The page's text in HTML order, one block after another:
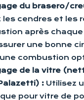
du brasero/
les cendres et les
après
une bonne
une combustion
de la vitre
: Utilisez
pour vitre de